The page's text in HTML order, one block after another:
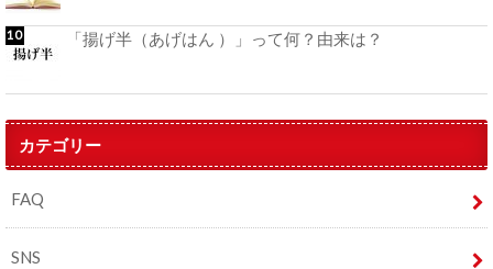
「揚げ半（あげはん ）」って何？由来は？
カテゴリー
FAQ
SNS